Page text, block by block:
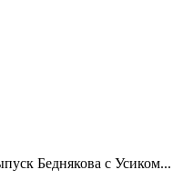
Беднякова с Усиком...